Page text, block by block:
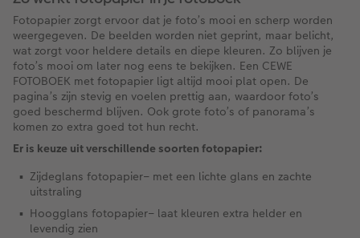
Art Collection
Ontwerpopties
Making Memories
Lijsten
Pasfoto's maken
Alle extra's
Uitleg over fotoformaten
Fotopapier zorgt ervoor dat je foto’s mooi en scherp worden
weergegeven. De beelden worden niet geprint, maar belicht,
wat zorgt voor heldere details en diepe kleuren. Zo blijven je
foto’s mooi om later nog eens te bekijken. Een CEWE
FOTOBOEK met fotopapier ligt altijd mooi plat open. De
pagina’s zijn stevig en voelen prettig aan, waardoor foto’s
goed beschermd blijven. Ook grote foto’s of panorama’s
komen zo extra goed tot hun recht.
Er is keuze uit verschillende soorten fotopapier:
Zijdeglans fotopapier– met een lichte glans en zachte
uitstraling
Hoogglans fotopapier– laat kleuren extra helder en
levendig zien